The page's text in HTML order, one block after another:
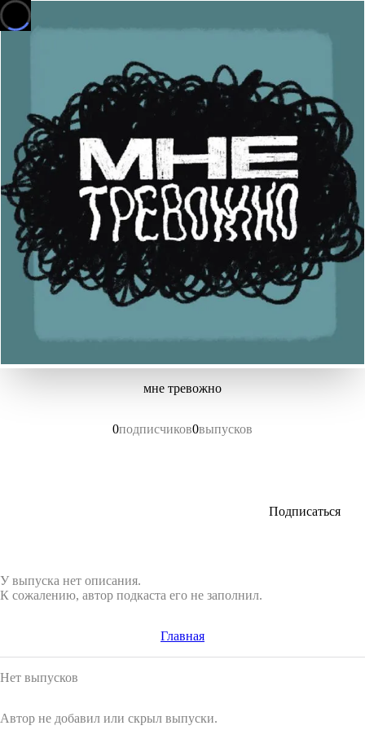
мне тревожно
0подписчиков0выпусков
Подписаться
У выпуска нет описания.
К сожалению, автор подкаста его не заполнил.
Главная
Нет выпусков
Автор не добавил или скрыл выпуски.